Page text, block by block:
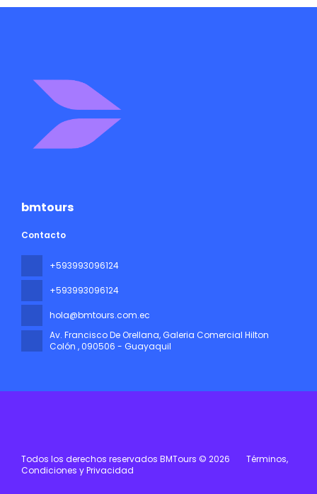
bmtours
Contacto
+593993096124
+593993096124
hola@bmtours.com.ec
Av. Francisco De Orellana, Galeria Comercial Hilton
Colón , 090506 - Guayaquil
Todos los derechos reservados BMTours © 2026
Términos,
Condiciones y Privacidad